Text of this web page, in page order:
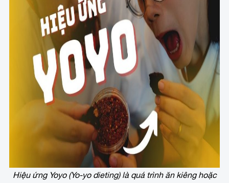
Hiệu ứng Yoyo (Yo-yo dieting) là quá trình ăn kiêng hoặc